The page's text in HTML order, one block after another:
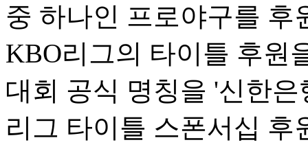
중 하나인 프로야구를 후
KBO리그의 타이틀 후원
대회 공식 명칭을 '신한
리그 타이틀 스폰서십 후